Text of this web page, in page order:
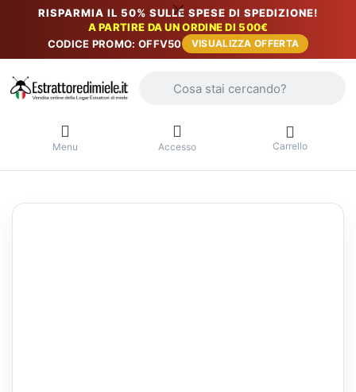
RISPARMIA IL 50% SULLE SPESE DI SPEDIZIONE!
A PARTIRE DA UN ORDINE DI 500€
CODICE PROMO: OFFV50
VISUALIZZA OFFERTA
Menu Accesso Carrello